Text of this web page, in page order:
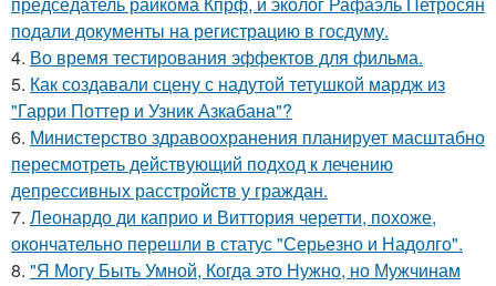
подали документы на регистрацию в госдуму.
4. Во время тестирования эффектов для фильма.
5. Как создавали сцену с надутой тетушкой мардж из
"Гарри Поттер и Узник Азкабана"?
6. Министерство здравоохранения планирует масштабно
пересмотреть действующий подход к лечению
депрессивных расстройств у граждан.
7. Леонардо ди каприо и Виттория черетти, похоже,
окончательно перешли в статус "Серьезно и Надолго".
8. "Я Могу Быть Умной, Когда это Нужно, но Мужчинам